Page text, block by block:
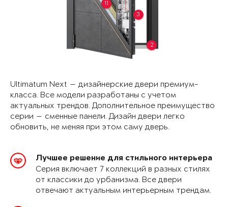
2
3
11
Ultimatum Next — дизайнерские двери премиум-
класса. Все модели разработаны с учетом
актуальных трендов. Дополнительное преимущество
серии — сменные панели. Дизайн двери легко
обновить, не меняя при этом саму дверь.
Лучшее решение для стильного интерьера
Серия включает 7 коллекций в разных стилях
от классики до урбанизма. Все двери
отвечают актуальным интерьерным трендам.